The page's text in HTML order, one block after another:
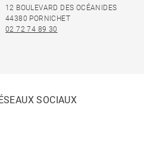
12 BOULEVARD DES OCÉANIDES
44380 PORNICHET
02 72 74 89 30
SOCIAUX